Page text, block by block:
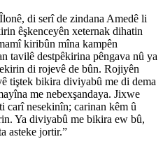
di serî de zindana Amedê li
êşkenceyên xeternak dihatin
kiribûn mîna kampên
tavilê destpêkirina pêngava nû ya
di rojevê de bûn. Rojiyên
tiştek bikira diviyabû me di dema
me nebexşandaya. Jixwe
carî nesekinîn; carinan kêm û
Ya diviyabû me bikira ew bû,
asteke jortir.”